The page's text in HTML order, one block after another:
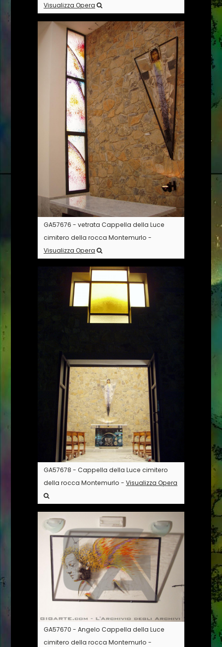
Visualizza Opera
GA57676 - vetrata Cappella della Luce
cimitero della rocca Montemurlo -
Visualizza Opera
GA57678 - Cappella della Luce cimitero
della rocca Montemurlo - Visualizza Opera
GA57670 - Angelo Cappella della Luce
cimitero della rocca Montemurlo -